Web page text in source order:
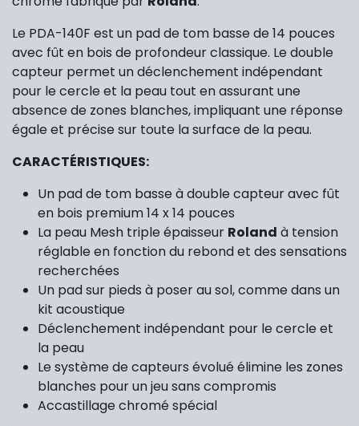
Le PDA-140F est un pad de tom basse de 14 pouces
avec fût en bois de profondeur classique. Le double
capteur permet un déclenchement indépendant
pour le cercle et la peau tout en assurant une
absence de zones blanches, impliquant une réponse
égale et précise sur toute la surface de la peau.
CARACTÉRISTIQUES:
Un pad de tom basse à double capteur avec fût
en bois premium 14 x 14 pouces
La peau Mesh triple épaisseur Roland à tension
réglable en fonction du rebond et des sensations
recherchées
Un pad sur pieds à poser au sol, comme dans un
kit acoustique
Déclenchement indépendant pour le cercle et
la peau
Le système de capteurs évolué élimine les zones
blanches pour un jeu sans compromis
Accastillage chromé spécial